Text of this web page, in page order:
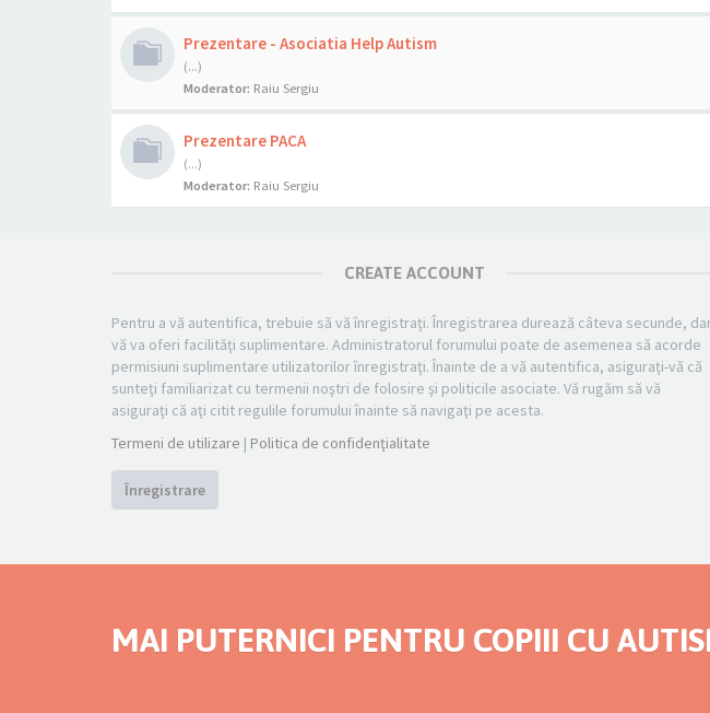
Prezentare - Asociatia Help Autism
(...)
Moderator: Raiu Sergiu
Prezentare PACA
(...)
Moderator: Raiu Sergiu
CREATE ACCOUNT
Pentru a vă autentifica, trebuie să vă înregistraţi. Înregistrarea durează câteva secunde,
vă va oferi facilităţi suplimentare. Administratorul forumului poate de asemenea să acorde
permisiuni suplimentare utilizatorilor înregistraţi. Înainte de a vă autentifica, asiguraţi-vă că
sunteţi familiarizat cu termenii noştri de folosire şi politicile asociate. Vă rugăm să vă
asiguraţi că aţi citit regulile forumului înainte să navigaţi pe acesta.
Termeni de utilizare | Politica de confidenţialitate
Înregistrare
MAI PUTERNICI PENTRU COPIII CU